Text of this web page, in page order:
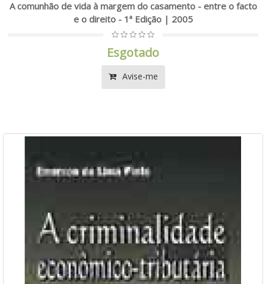
A comunhão de vida à margem do casamento - entre o facto
e o direito - 1ª Edição | 2005
Esgotado
Avise-me